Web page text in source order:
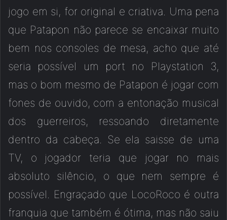
jogo em si, for original e criativa. Uma pena
que Patapon não parece se encaixar muito
bem nos consoles de mesa, acho que até
seria possível um port no Playstation 3,
mas o bom mesmo de Patapon é jogar com
fones de ouvido, com a entonação musical
dos guerreiros, ressoando diretamente
dentro da cabeça. Se ela saisse de uma
TV, o jogador teria que jogar no mais
absoluto silêncio, o que nem sempre é
possível. Engraçado que LocoRoco é outra
franquia que também é ótima, mas não saiu